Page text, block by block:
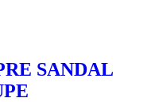
SANDAL